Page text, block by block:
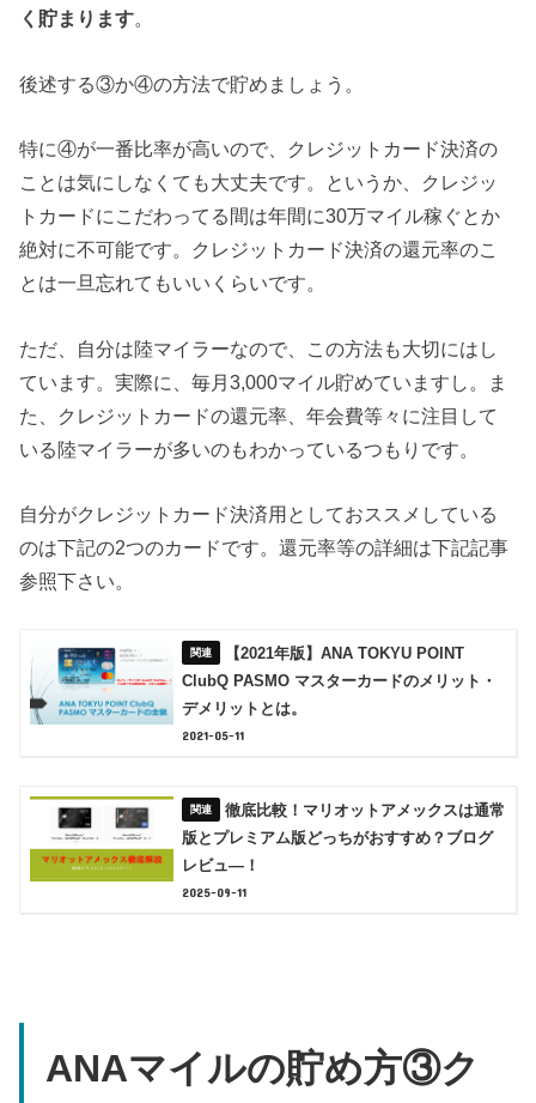
く貯まります。
後述する③か④の方法で貯めましょう。
特に④が一番比率が高いので、クレジットカード決済の
ことは気にしなくても大丈夫です。というか、クレジッ
トカードにこだわってる間は年間に30万マイル稼ぐとか
絶対に不可能です。クレジットカード決済の還元率のこ
とは一旦忘れてもいいくらいです。
ただ、自分は陸マイラーなので、この方法も大切にはし
ています。実際に、毎月3,000マイル貯めていますし。ま
た、クレジットカードの還元率、年会費等々に注目して
いる陸マイラーが多いのもわかっているつもりです。
自分がクレジットカード決済用としておススメしている
のは下記の2つのカードです。還元率等の詳細は下記記事
参照下さい。
【2021年版】ANA TOKYU POINT
ClubQ PASMO マスターカードのメリット・
デメリットとは。
2021-05-11
徹底比較！マリオットアメックスは通常
版とプレミアム版どっちがおすすめ？ブログ
レビュ―！
2025-09-11
ANAマイルの貯め方③ク